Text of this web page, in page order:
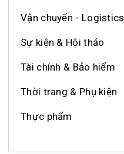
Vận chuyển - Logistics
Sự kiện & Hội thảo
Tài chính & Bảo hiểm
Thời trang & Phụ kiện
Thực phẩm